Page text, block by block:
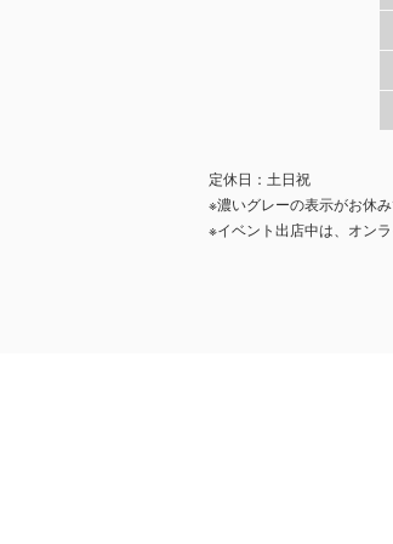
定休日：土日祝
※濃いグレーの表示がお休み
※イベント出店中は、オン